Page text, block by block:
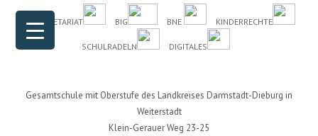
DAS SEKRETARIAT
BIG BNE KINDERRECHTE
SCHULRADELN DIGITALES
Gesamtschule mit Oberstufe des Landkreises Darmstadt-Dieburg in
Weiterstadt
Klein-Gerauer Weg 23-25